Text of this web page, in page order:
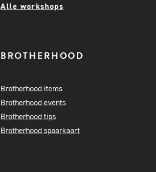
Alle workshops
BROTHERHOOD
Brotherhood items
Brotherhood events
Brotherhood tips
Brotherhood spaarkaart